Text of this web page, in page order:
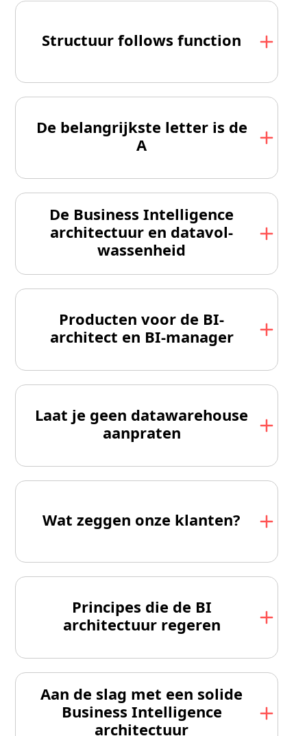
Structuur follows function
De belangrijkste letter is de
A
De Business Intelligence
architectuur en data­vol­
wassen­heid
Producten voor de BI-
architect en BI-manager
Laat je geen datawarehouse
aanpraten
Wat zeggen onze klanten?
Principes die de BI
architectuur regeren
Aan de slag met een solide
Business Intelligence
architectuur